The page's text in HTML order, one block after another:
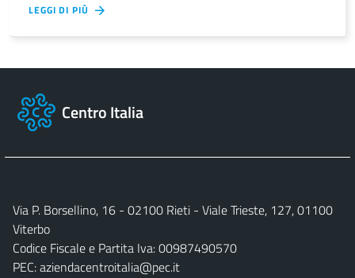
LEGGI DI PIÙ
Centro Italia
Via P. Borsellino, 16 - 02100 Rieti - Viale Trieste, 127, 01100
Viterbo
Codice Fiscale e Partita Iva: 00987490570
PEC:aziendacentroitalia@pec.it